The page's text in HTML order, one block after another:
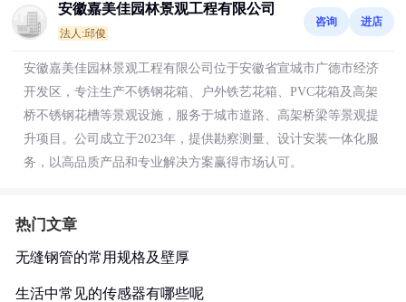
安徽嘉美佳园林景观工程有限公司
法人:邱俊
咨询 进店
安徽嘉美佳园林景观工程有限公司位于安徽省宣城市广德市经济
开发区，专注生产不锈钢花箱、户外铁艺花箱、PVC花箱及高架
桥不锈钢花槽等景观设施，服务于城市道路、高架桥梁等景观提
升项目。公司成立于2023年，提供勘察测量、设计安装一体化服
务，以高品质产品和专业解决方案赢得市场认可。
热门文章
无缝钢管的常用规格及壁厚
生活中常见的传感器有哪些呢